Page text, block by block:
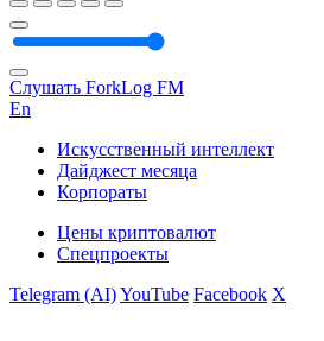
Слушать ForkLog FM
En
Искусственный интеллект
Дайджест месяца
Корпораты
Цены криптовалют
Спецпроекты
Telegram (AI)YouTube Facebook X